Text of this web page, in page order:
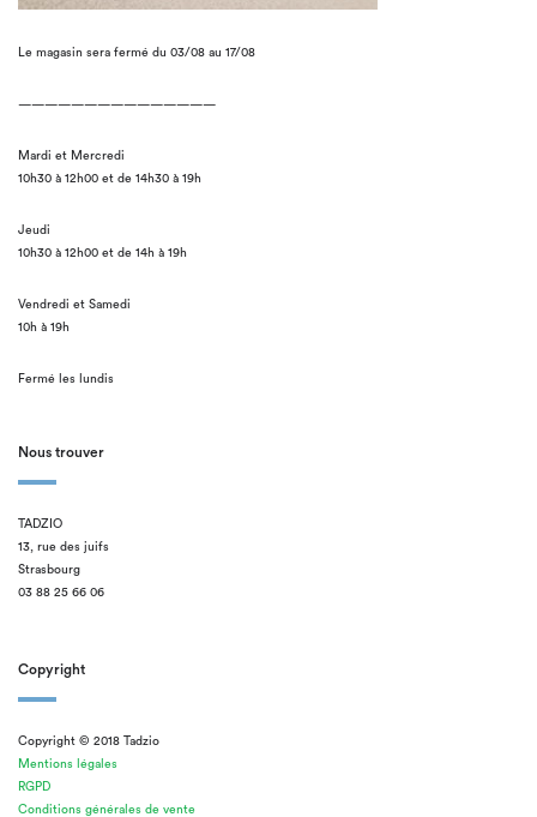
Le magasin sera fermé du 03/08 au 17/08
———————————————
Mardi et Mercredi
10h30 à 12h00 et de 14h30 à 19h
Jeudi
10h30 à 12h00 et de 14h à 19h
Vendredi et Samedi
10h à 19h
Fermé les lundis
Nous trouver
TADZIO
13, rue des juifs
Strasbourg
03 88 25 66 06
Copyright
Copyright © 2018 Tadzio
Mentions légales
RGPD
Conditions générales de vente